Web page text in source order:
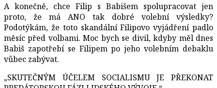
A konečně, chce Filip s Babišem spolupracovat jen
proto, že má ANO tak dobré volební výsledky?
Podotýkám, že toto skandální Filipovo vyjádření padlo
měsíc před volbami. Moc bych se divil, kdyby měl dnes
Babiš zapotřebí se Filipem po jeho volebním debaklu
vůbec zabývat.
„SKUTEČNÝM ÚČELEM SOCIALISMU JE PŘEKONAT